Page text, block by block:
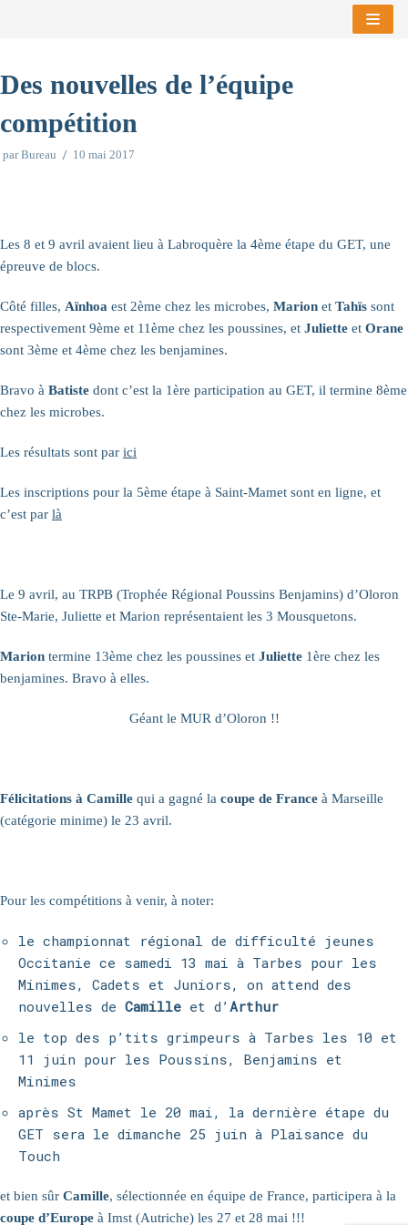
contenu
Des nouvelles de l’équipe
compétition
parBureau 10 mai 2017
Les 8 et 9 avril avaient lieu à Labroquère la 4ème étape du GET, une
épreuve de blocs.
Côté filles, Aïnhoa est 2ème chez les microbes, Marion et Tahïs sont
respectivement 9ème et 11ème chez les poussines, et Juliette et Orane
sont 3ème et 4ème chez les benjamines.
Bravo à Batiste dont c’est la 1ère participation au GET, il termine 8ème
chez les microbes.
Les résultats sont par ici
Les inscriptions pour la 5ème étape à Saint-Mamet sont en ligne, et
c’est par là
Le 9 avril, au TRPB (Trophée Régional Poussins Benjamins) d’Oloron
Ste-Marie, Juliette et Marion représentaient les 3 Mousquetons.
Marion termine 13ème chez les poussines et Juliette 1ère chez les
benjamines. Bravo à elles.
Géant le MUR d’Oloron !!
Félicitations à Camille qui a gagné la coupe de France à Marseille
(catégorie minime) le 23 avril.
Pour les compétitions à venir, à noter:
le championnat régional de difficulté jeunes
Occitanie ce samedi 13 mai à Tarbes pour les
Minimes, Cadets et Juniors, on attend des
nouvelles de Camille et d’ Arthur
le top des p’tits grimpeurs à Tarbes les 10 et
11 juin pour les Poussins, Benjamins et
Minimes
après St Mamet le 20 mai, la dernière étape du
GET sera le dimanche 25 juin à Plaisance du
Touch
et bien sûr Camille, sélectionnée en équipe de France, participera à la
coupe d’Europe à Imst (Autriche) les 27 et 28 mai !!!